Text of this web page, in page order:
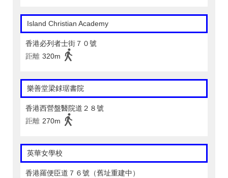
Island Christian Academy
香港必列者士街７０號
距離 320m
樂善堂梁銶琚書院
香港西營盤醫院道２８號
距離 270m
英華女學校
香港羅便臣道７６號（舊址重建中）